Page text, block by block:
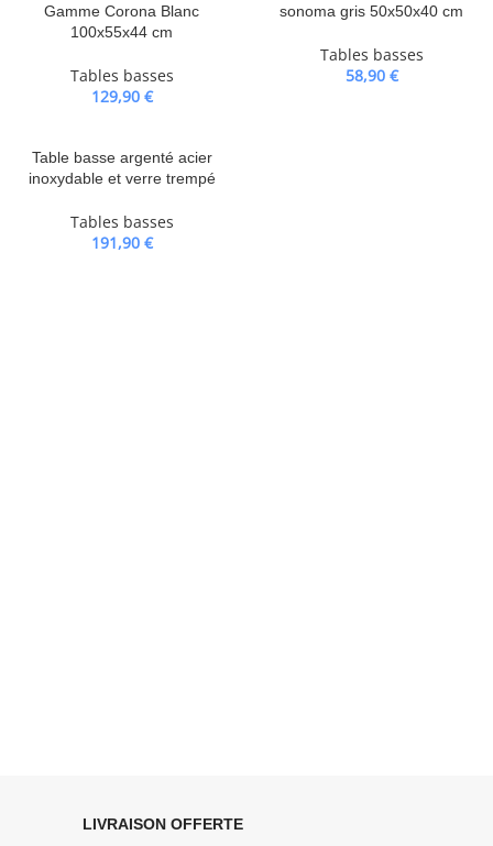
Gamme Corona Blanc
100x55x44 cm
Tables basses
129,90 €
sonoma gris 50x50x40 cm
Tables basses
58,90 €
Table basse argenté acier
inoxydable et verre trempé
Tables basses
191,90 €
LIVRAISON OFFERTE